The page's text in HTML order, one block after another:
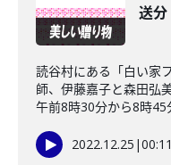
送分
読谷村にある「白い家
師、伊藤嘉子と森田弘
午前8時30分から8時45
2022.12.25 |